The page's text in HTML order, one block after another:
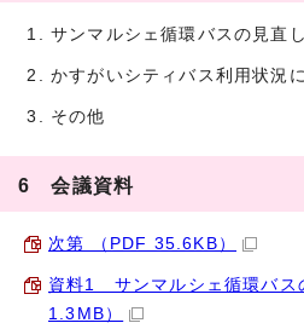
サンマルシェ循環バスの見直
かすがいシティバス利用状況
その他
6 会議資料
次第 （PDF 35.6KB）
資料1 サンマルシェ循環バス
1.3MB）